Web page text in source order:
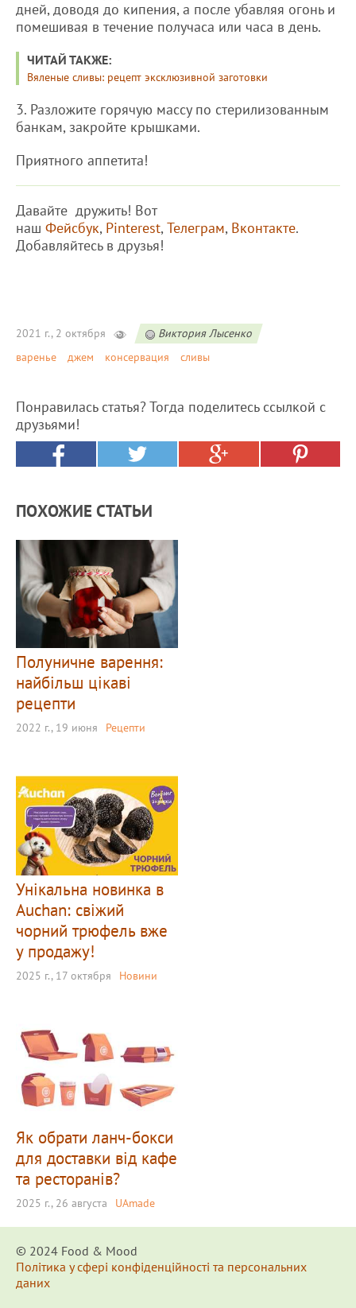
дней, доводя до кипения, а после убавляя огонь и
помешивая в течение получаса или часа в день.
ЧИТАЙ ТАКЖЕ:
Вяленые сливы: рецепт эксклюзивной заготовки
3. Разложите горячую массу по стерилизованным
банкам, закройте крышками.
Приятного аппетита!
Давайте дружить! Вот
наш Фейсбук, Pinterest, Телеграм, Вконтакте.
Добавляйтесь в друзья!
2021 г., 2 октября
Виктория Лысенко
варенье
джем консервация сливы
Понравилась статья? Тогда поделитесь ссылкой с
друзьями!
ПОХОЖИЕ СТАТЬИ
Полуничне варення:
найбільш цікаві
рецепти
2022 г., 19 июня Рецепти
Унікальна новинка в
Auchan: свіжий
чорний трюфель вже
у продажу!
2025 г., 17 октября Новини
Як обрати ланч-бокси
для доставки від кафе
та ресторанів?
2025 г., 26 августа UAmade
© 2024 Food & Мood
Політика у сфері конфіденційності та персональних
даних